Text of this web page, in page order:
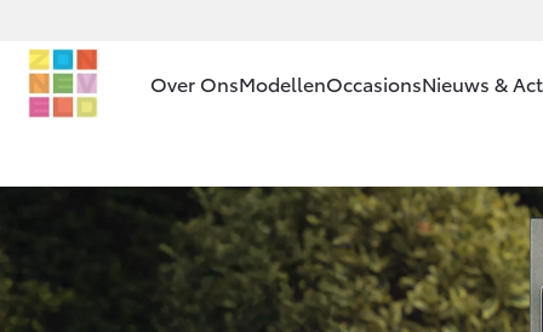
Over Ons
Ons bedrijf
Onze
medewerkers
Modellen
HYBRIDE
OccasionsNieuws &